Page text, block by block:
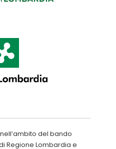
del bando
Regione Lombardia e